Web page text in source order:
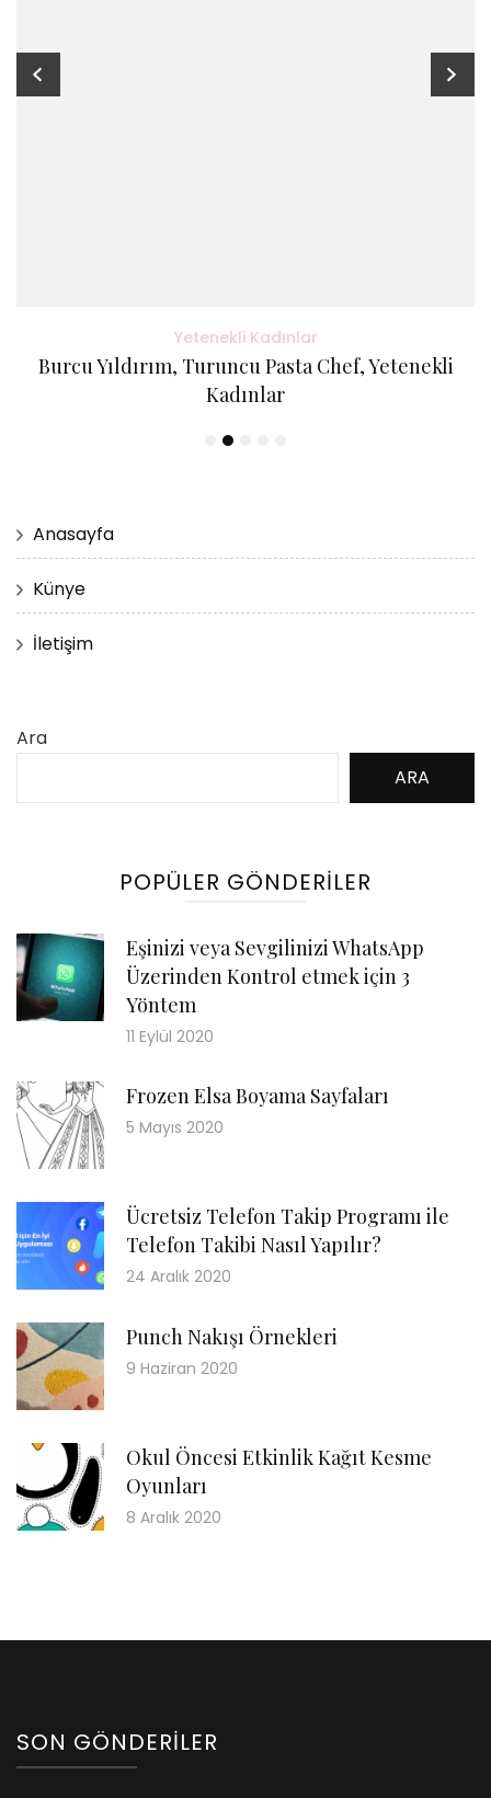
Yetenekli Kadınlar
Burcu Yıldırım, Turuncu Pasta Chef, Yetenekli
Kadınlar
Anasayfa
Künye
İletişim
Ara
ARA
POPÜLER GÖNDERILER
Eşinizi veya Sevgilinizi WhatsApp
Üzerinden Kontrol etmek için 3
Yöntem
11 Eylül 2020
Frozen Elsa Boyama Sayfaları
5 Mayıs 2020
Ücretsiz Telefon Takip Programı ile
Telefon Takibi Nasıl Yapılır?
24 Aralık 2020
Punch Nakışı Örnekleri
9 Haziran 2020
Okul Öncesi Etkinlik Kağıt Kesme
Oyunları
8 Aralık 2020
SON GÖNDERILER